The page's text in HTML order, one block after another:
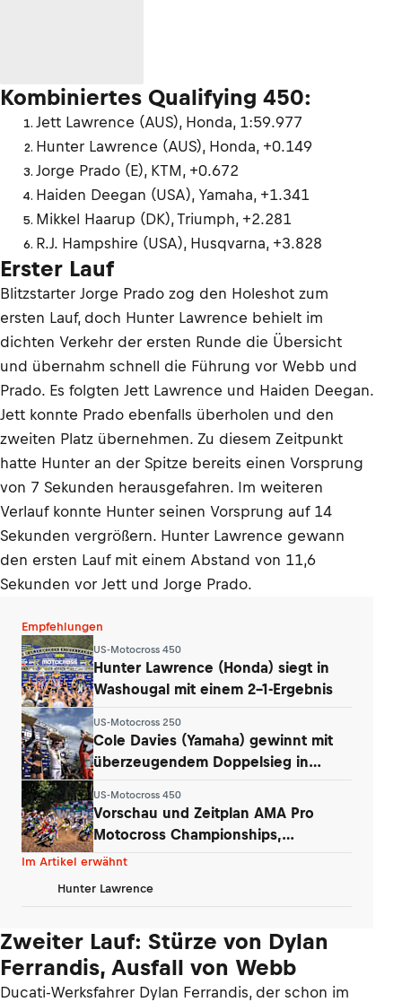
Kombiniertes Qualifying 450:
Jett Lawrence (AUS), Honda, 1:59.977
Hunter Lawrence (AUS), Honda, +0.149
Jorge Prado (E), KTM, +0.672
Haiden Deegan (USA), Yamaha, +1.341
Mikkel Haarup (DK), Triumph, +2.281
R.J. Hampshire (USA), Husqvarna, +3.828
Erster Lauf
Blitzstarter Jorge Prado zog den Holeshot zum
ersten Lauf, doch Hunter Lawrence behielt im
dichten Verkehr der ersten Runde die Übersicht
und übernahm schnell die Führung vor Webb und
Prado. Es folgten Jett Lawrence und Haiden Deegan.
Jett konnte Prado ebenfalls überholen und den
zweiten Platz übernehmen. Zu diesem Zeitpunkt
hatte Hunter an der Spitze bereits einen Vorsprung
von 7 Sekunden herausgefahren. Im weiteren
Verlauf konnte Hunter seinen Vorsprung auf 14
Sekunden vergrößern. Hunter Lawrence gewann
den ersten Lauf mit einem Abstand von 11,6
Sekunden vor Jett und Jorge Prado.
Empfehlungen
US-Motocross 450
Hunter Lawrence (Honda) siegt in
Washougal mit einem 2-1-Ergebnis
US-Motocross 250
Cole Davies (Yamaha) gewinnt mit
überzeugendem Doppelsieg in
US-Motocross 450
Vorschau und Zeitplan AMA Pro
Motocross Championships,
Washougal
Im Artikel erwähnt
Hunter Lawrence
Zweiter Lauf: Stürze von Dylan
Ferrandis, Ausfall von Webb
Ducati-Werksfahrer Dylan Ferrandis, der schon im